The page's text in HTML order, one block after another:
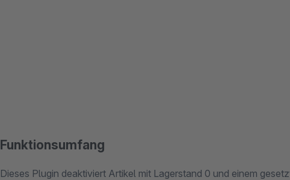
Funktionsumfang
Dieses Plugin deaktiviert Artikel mit Lagerstand 0 und einem